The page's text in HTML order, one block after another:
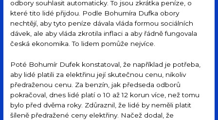
odbory souhlasit automaticky. To jsou zkrátka peníze, o
které tito lidé přijdou. Podle Bohumíra Dufka obory
nechtějí, aby tyto peníze dávala vláda formou sociálních
dávek, ale aby vláda zkrotila inflaci a aby řádně fungovala
česká ekonomika. To lidem pomůže nejvíce.
Poté Bohumír Dufek konstatoval, že například je potřeba,
aby lidé platili za elektřinu její skutečnou cenu, nikoliv
předraženou cenu. Za benzín, jak předseda odborů
pokračoval, dnes lidé platí o 10 až 12 korun více, než tomu
bylo před dvěma roky. Zdůraznil, že lidé by neměli platit
šíleně předražené ceny elektřiny. Načež dodal, že